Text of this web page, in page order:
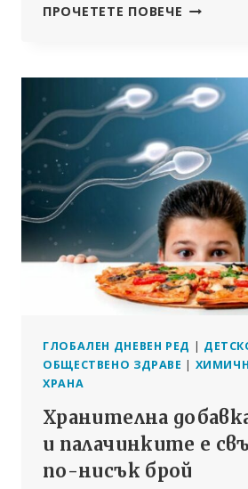
ПРОЧЕТЕТЕ ПОВЕЧЕ ХАРВАРД
Е
СЪАВТОР
ОТ
ГРЕЙТ
ГЛОБАЛЕН ДНЕВЕН РЕД |
ОБЩЕСТВЕНО ЗДРАВЕ |
ХРАНА
Хранителна
и палачинките е
по-нисък брой